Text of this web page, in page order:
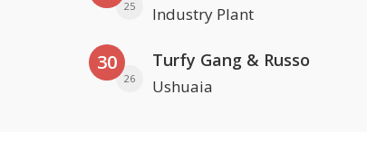
25 Industry Plant
30
26
Turfy Gang & Russo
Ushuaia